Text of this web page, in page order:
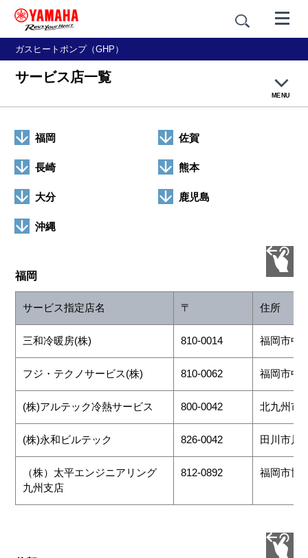
ガスヒートポンプ（GHP）
サービス店一覧
MENU
北海道地区
東北地区
関東・甲信越地区
東海・北陸地区
関西・中国・四国地区
九州・沖縄地区
福岡 佐賀
長崎 熊本
大分 鹿児島
沖縄
福岡
サービス指定店名 〒 住所
三和冷暖房(株) 810-0014 福岡市中
フジ・テクノサービス(株) 810-0062 福岡市中
(株)アルテック冷熱サービス 800-0042 北九州市
(株)永和ビルテック 826-0042 田川市川
（株）太平エンジニアリング
九州支店
812-0892 福岡市博